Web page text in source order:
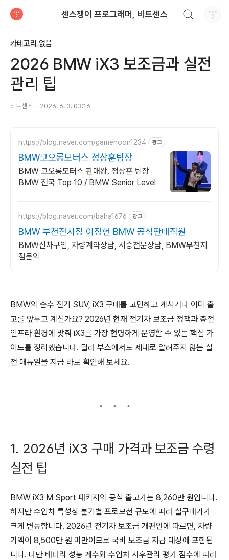
센스쟁이 프로그래머, 비트센스
카테고리 없음
2026 BMW iX3 보조금과 실전
관리 팁
비트센스 2026. 6. 3. 03:16
https://blog.naver.com/gamehoon1234 광고
BMW코오롱모터스 정상훈팀장
BMW 코오롱모터스 판매왕, 정상훈 팀장
BMW 전국 Top 10 / BMW Senior Level
https://blog.naver.com/baha1676 광고
BMW 부천전시장 이장헌 BMW 공식판매직원
BMW신차구입, 차량계약상담, 시승전문상담, BMW부천지
점문의
BMW의 순수 전기 SUV, iX3 구매를 고민하고 계시거나 이미 출
고를 앞두고 계신가요? 2026년 현재 전기차 보조금 정책과 충전
인프라 환경에 맞춰 iX3를 가장 현명하게 운영할 수 있는 핵심 가
이드를 정리했습니다. 딜러 부스에서도 제대로 알려주지 않는 실
전 매뉴얼을 지금 바로 확인해 보세요.
1. 2026년 iX3 구매 가격과 보조금 수령
실전 팁
BMW iX3 M Sport 패키지의 공식 출고가는 8,260만 원입니다.
하지만 수입차 특성상 분기별 프로모션 규모에 따라 실구매가가
크게 변동합니다. 2026년 전기차 보조금 개편안에 따르면, 차량
가액이 8,500만 원 미만이므로 국비 보조금 지급 대상에 포함됩
니다. 다만 배터리 성능 계수와 수입차 사후관리 평가 점수에 따라